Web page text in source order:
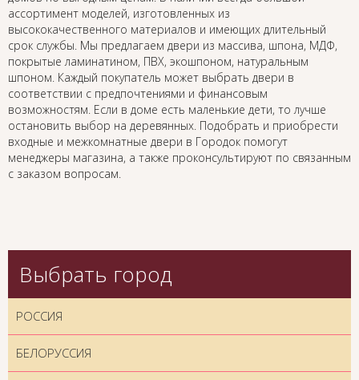
ассортимент моделей, изготовленных из
высококачественного материалов и имеющих длительный
срок службы. Мы предлагаем двери из массива, шпона, МДФ,
покрытые ламинатином, ПВХ, экошпоном, натуральным
шпоном. Каждый покупатель может выбрать двери в
соответствии с предпочтениями и финансовым
возможностям. Если в доме есть маленькие дети, то лучше
остановить выбор на деревянных. Подобрать и приобрести
входные и межкомнатные двери в Городок помогут
менеджеры магазина, а также проконсультируют по связанным
с заказом вопросам.
Выбрать город
РОССИЯ
БЕЛОРУССИЯ